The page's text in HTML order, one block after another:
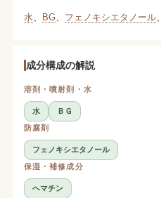
水 BG、 フェノキシエタノール、
成分構成の解説
溶剤・噴射剤・水
水
ＢＧ
防腐剤
フェノキシエタノール
保湿・補修成分
ヘマチン